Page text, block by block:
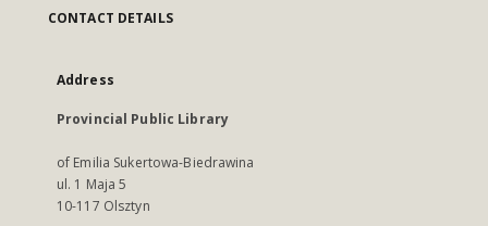
CONTACT DETAILS
Address
Provincial Public Library
of Emilia Sukertowa-Biedrawina
ul. 1 Maja 5
10-117 Olsztyn